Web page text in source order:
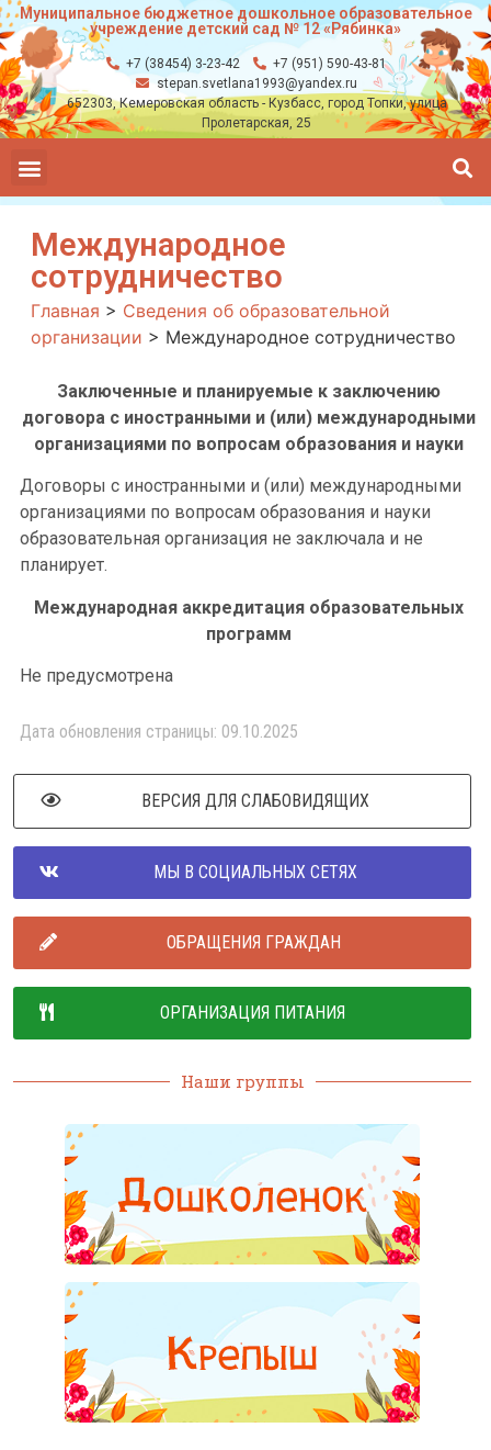
Муниципальное бюджетное дошкольное образовательное
учреждение детский сад № 12 «Рябинка»
+7 (38454) 3-23-42
+7 (951) 590-43-81
stepan.svetlana1993@yandex.ru
652303, Кемеровская область - Кузбасс, город Топки, улица
Пролетарская, 25
Международное
сотрудничество
Главная > Сведения об образовательной
организации > Международное сотрудничество
Заключенные и планируемые к заключению
договора с иностранными и (или) международными
организациями по вопросам образования и науки
Договоры с иностранными и (или) международными
организациями по вопросам образования и науки
образовательная организация не заключала и не
планирует.
Международная аккредитация образовательных
программ
Не предусмотрена
Дата обновления страницы: 09.10.2025
ВЕРСИЯ ДЛЯ СЛАБОВИДЯЩИХ
МЫ В СОЦИАЛЬНЫХ СЕТЯХ
ОБРАЩЕНИЯ ГРАЖДАН
ОРГАНИЗАЦИЯ ПИТАНИЯ
Наши группы